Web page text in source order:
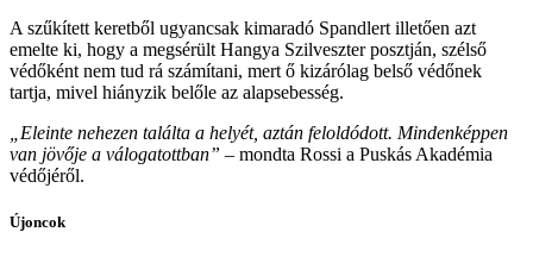
A szűkített keretből ugyancsak kimaradó Spandlert illetően azt
emelte ki, hogy a megsérült Hangya Szilveszter posztján, szélső
védőként nem tud rá számítani, mert ő kizárólag belső védőnek
tartja, mivel hiányzik belőle az alapsebesség.
„Eleinte nehezen találta a helyét, aztán feloldódott. Mindenképpen
van jövője a válogatottban” – mondta Rossi a Puskás Akadémia
védőjéről.
Újoncok